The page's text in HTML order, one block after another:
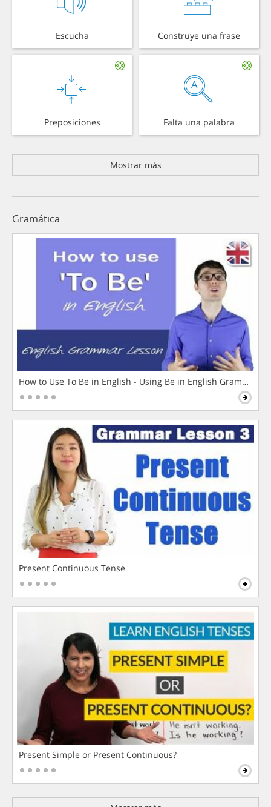
Escucha Construye una frase
Preposiciones Falta una palabra
Mostrar más
Gramática
How to Use To Be in English - Using Be in English Grammar
Present Continuous Tense
Present Simple or Present Continuous?